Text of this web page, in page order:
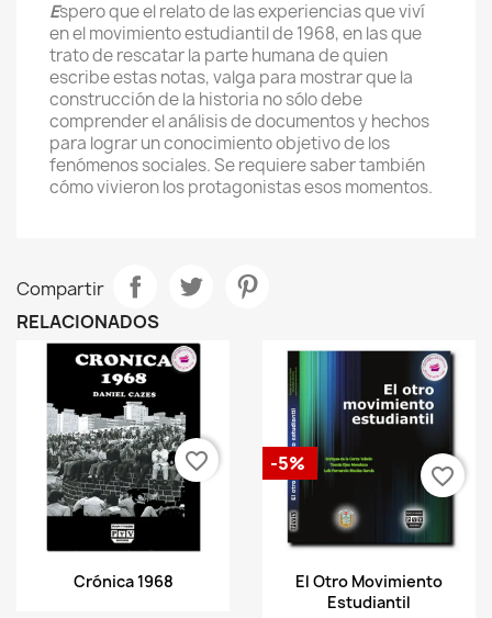
Espero que el relato de las experiencias que viví
en el movimiento estudiantil de 1968, en las que
trato de rescatar la parte humana de quien
escribe estas notas, valga para mostrar que la
construcción de la historia no sólo debe
comprender el análisis de documentos y hechos
para lograr un conocimiento objetivo de los
fenómenos sociales. Se requiere saber también
cómo vivieron los protagonistas esos momentos.
Compartir
RELACIONADOS
Vista rápida
Crónica 1968
favorite_border
Vista rápida
El Otro Movimiento
Estudiantil
-5%
favorite_border